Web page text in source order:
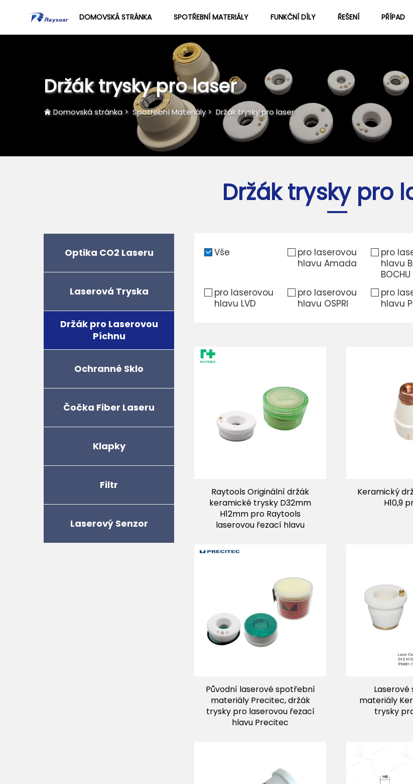
DOMOVSKÁ STRÁNKA SPOTŘEBNÍ MATERIÁLY FUNKČNÍ DÍLY ŘEŠENÍ PŘÍPAD
Držák trysky pro laser
Domovská stránka> Spotřební Materiály> Držák trysky pro laser
Držák trysky pro
Optika CO2 Laseru
Laserová Tryska
Držák pro Laserovou
Píchnu
Ochranné Sklo
Čočka Fiber Laseru
Klapky
Filtr
Laserový Senzor
Vše
pro laserovou
hlavu Amada
pro
hlavu
BOCHU
pro laserovou
hlavu LVD
pro laserovou
hlavu OSPRI
pro
hlavu
Raytools Originální držák
keramické trysky D32mm
H12mm pro Raytools
laserovou řezací hlavu
Keramický
H10,9
Původní laserové spotřební
materiály Precitec, držák
trysky pro laserovou řezací
hlavu Precitec
materiály
trysky